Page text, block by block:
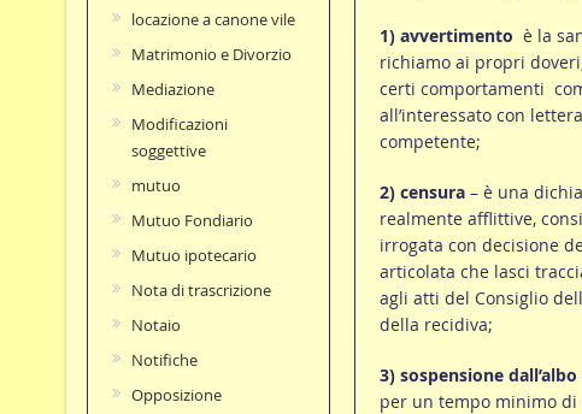
1) avvertimento  è la
richiamo ai propri
certi comportamenti
all’interessato con
competente;
2) censura– è una
realmente afflittive,
irrogata con decisione
articolata che lasci
agli atti del Consiglio
della recidiva;
3) sospensione dall’albo
per un tempo minimo
locazione a canone vile
Matrimonio e Divorzio
Mediazione
Modificazioni
soggettive
mutuo
Mutuo Fondiario
Mutuo ipotecario
Nota di trascrizione
Notaio
Notifiche
Opposizione